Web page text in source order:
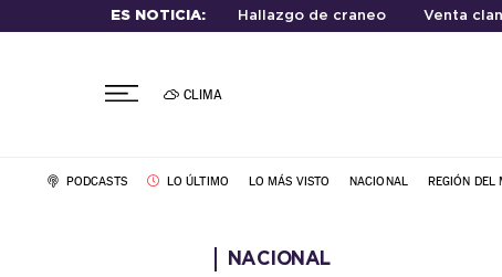
ES NOTICIA: Hallazgo de craneo Venta
CLIMA
PODCASTS LO ÚLTIMO LO MÁS VISTO NACIONAL REGIÓN DEL
NACIONAL